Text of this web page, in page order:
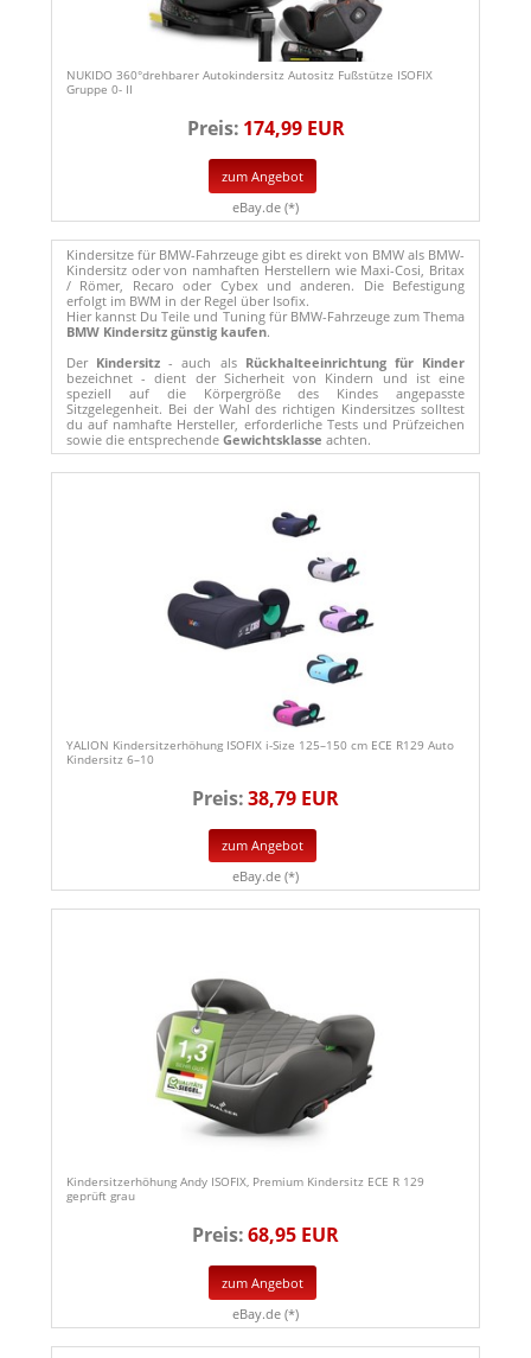
NUKIDO 360°drehbarer Autokindersitz Autositz Fußstütze ISOFIX
Gruppe 0- II
Preis: 174,99 EUR
zum Angebot
eBay.de (*)
Kindersitze für BMW-Fahrzeuge gibt es direkt von BMW als BMW-
Kindersitz oder von namhaften Herstellern wie Maxi-Cosi, Britax
/ Römer, Recaro oder Cybex und anderen. Die Befestigung
erfolgt im BWM in der Regel über Isofix.
Hier kannst Du Teile und Tuning für BMW-Fahrzeuge zum Thema
BMW Kindersitz günstig kaufen.
Der Kindersitz - auch als Rückhalteeinrichtung für Kinder
bezeichnet - dient der Sicherheit von Kindern und ist eine
speziell auf die Körpergröße des Kindes angepasste
Sitzgelegenheit. Bei der Wahl des richtigen Kindersitzes solltest
du auf namhafte Hersteller, erforderliche Tests und Prüfzeichen
sowie die entsprechende Gewichtsklasse achten.
YALION Kindersitzerhöhung ISOFIX i-Size 125–150 cm ECE R129 Auto
Kindersitz 6–10
Preis:38,79 EUR
zum Angebot
eBay.de (*)
Kindersitzerhöhung Andy ISOFIX, Premium Kindersitz ECE R 129
geprüft grau
Preis:68,95 EUR
zum Angebot
eBay.de (*)